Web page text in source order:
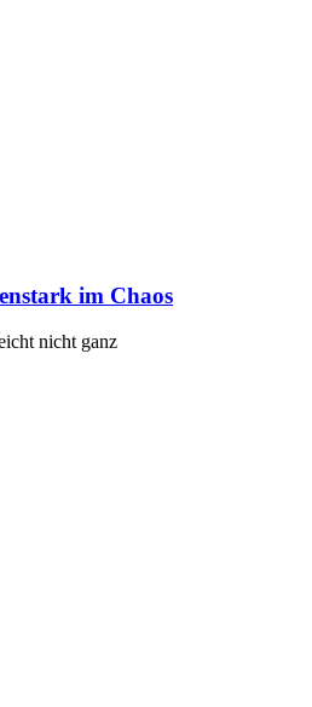
im Chaos
nicht ganz